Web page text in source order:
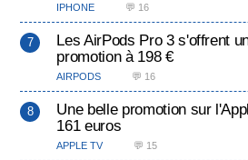
IPHONE 💬 16
Les AirPods Pro 3 s'offrent
promotion à 198 €
AIRPODS 💬 16
Une belle promotion sur
161 euros
APPLE TV 💬 15